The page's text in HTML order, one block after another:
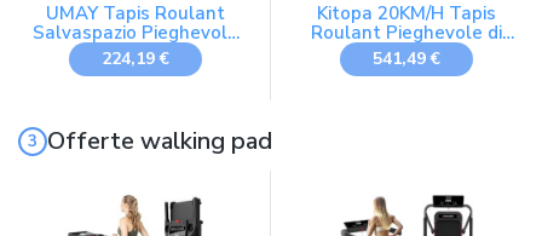
UMAY Tapis Roulant
Salvaspazio Pieghevole
Inclinabile 40%, Walking
Pad Nero
224,19 €
Kitopa 20KM/H Tapis
Roulant Pieghevole di
Inclinazione del
18%,Motore 7CV
541,49 €
Offerte walking pad